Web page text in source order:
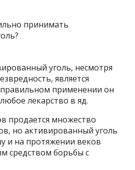
уголь, несмотря
является
применении он
лекарство в яд.
продается множество
но активированный уголь
и на протяжении веков
средством борьбы с